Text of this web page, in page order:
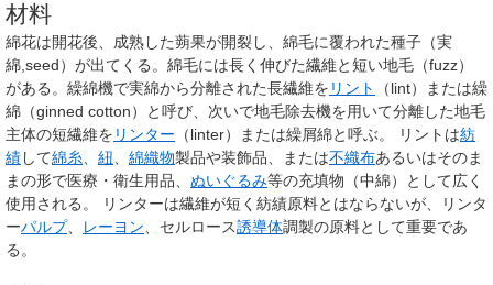
材料
綿花は開花後、成熟した蒴果が開裂し、綿毛に覆われた種子（実
綿,seed）が出てくる。綿毛には長く伸びた繊維と短い地毛（fuzz）
がある。繰綿機で実綿から分離された長繊維を リント
（lint）または繰
綿（ginned cotton）と呼び、次いで地毛除去機を用いて分離した地毛
主体の短繊維を リンター （linter）または繰屑綿と呼ぶ。 リントは紡
績して綿糸、 紐、 綿織物製品や装飾品、または不織布あるいはそのま
まの形で医療・衛生用品、 ぬいぐるみ等の充填物（中綿）として広く
使用される。 リンターは繊維が短く紡績原料とはならないが、リンタ
ーパルプ、 レーヨン、セルロース誘導体調製の原料として重要であ
る。